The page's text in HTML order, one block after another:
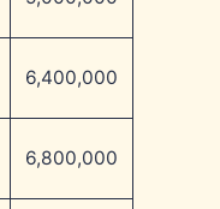
6,400,000
6,800,000